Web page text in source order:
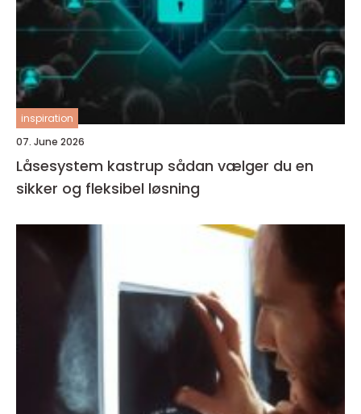
inspiration
07. June 2026
Låsesystem kastrup sådan vælger du en
sikker og fleksibel løsning